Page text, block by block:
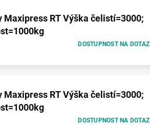
Maxipress RT Výška čelistí=3000;
DOSTUPNOST NA DOTAZ
Maxipress RT Výška čelistí=3000;
DOSTUPNOST NA DOTAZ